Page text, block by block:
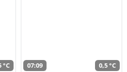
°C 07:09 0,5 °C